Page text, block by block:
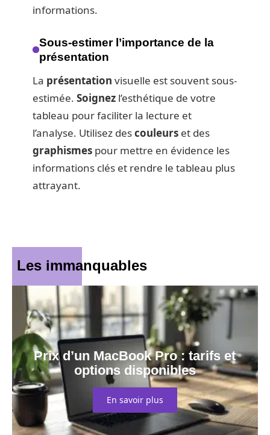
informations.
Sous-estimer l’importance de la
présentation
La présentation visuelle est souvent sous-
estimée. Soignez l’esthétique de votre
tableau pour faciliter la lecture et
l’analyse. Utilisez descouleurs et des
graphismes pour mettre en évidence les
informations clés et rendre le tableau plus
attrayant.
Les immanquables
Prix d’un MacBook Pro : tarifs et
options disponibles
En savoir plus